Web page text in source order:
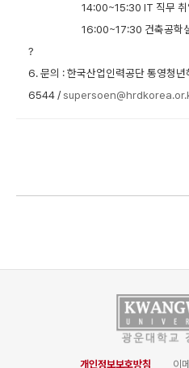
14:00~15:30 IT 직무 취
16:00~17:30 건축공학설
?
6.문의 : 한국산업인력공단 통영청
6544 /
개인정보보호방침 이